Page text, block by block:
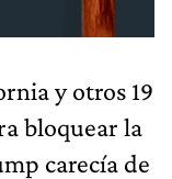
y otros 19
bloquear la
carecía de